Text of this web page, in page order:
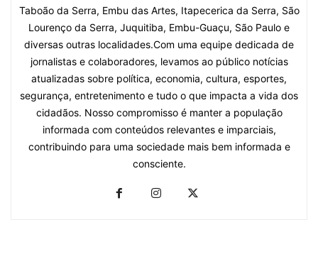
Taboão da Serra, Embu das Artes, Itapecerica da Serra, São
Lourenço da Serra, Juquitiba, Embu-Guaçu, São Paulo e
diversas outras localidades.Com uma equipe dedicada de
jornalistas e colaboradores, levamos ao público notícias
atualizadas sobre política, economia, cultura, esportes,
segurança, entretenimento e tudo o que impacta a vida dos
cidadãos. Nosso compromisso é manter a população
informada com conteúdos relevantes e imparciais,
contribuindo para uma sociedade mais bem informada e
consciente.